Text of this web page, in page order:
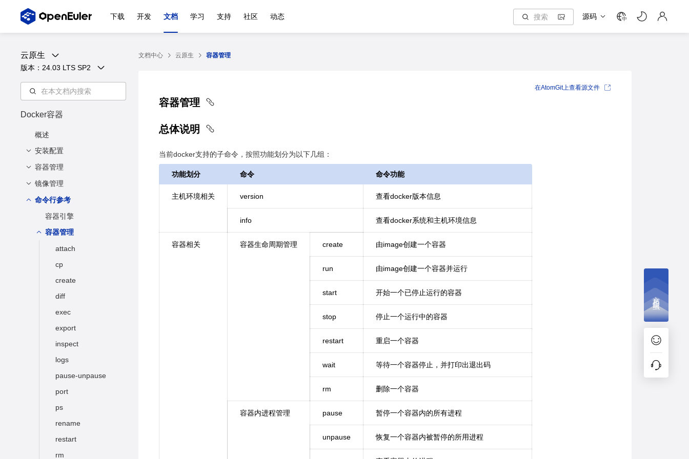
下载 开发 文档 学习 支持 社区 动态 源码 中
云原生
版本： 24.03 LTS SP2
Docker容器
概述
安装配置
注意事项
基本安装配置
存储驱动配置
强制退出docker相关后
容器管理
创建容器
创建容器使用hook-spec
创建容器配置健康检查
停止与删除容器
容器信息查询
修改操作
镜像管理
创建镜像
查看镜像
删除镜像
命令行参考
容器引擎
容器管理
attach
cp
create
diff
exec
export
inspect
logs
pause-unpause
port
ps
rename
restart
rm
文档中心 云原生 容器管理
容器管理
总体说明
当前docker支持的子命令，按照功能划分为以下几组：
功能划分 命令 命令功能
主机环境相关 version 查看docker版本信息
info 查看docker系统和主机环境信息
容器相关 容器生命周期管理 create 由image创建一个容器
run 由image创建一个容器并运行
start 开始一个已停止运行的容器
stop 停止一个运行中的容器
restart 重启一个容器
wait 等待一个容器停止，并打印出退出码
rm 删除一个容器
容器内进程管理 pause 暂停一个容器内的所有进程
unpause 恢复一个容器内被暂停的所用进程
在AtomGit上查看源文件